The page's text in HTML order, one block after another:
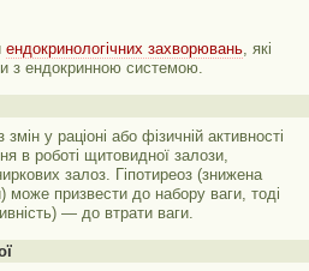
ендокринологічних захворювань, які
з ендокринною системою.
у раціоні або фізичній активності
в роботі щитовидної залози,
залоз. Гіпотиреоз (знижена
може призвести до набору ваги, тоді
— до втрати ваги.